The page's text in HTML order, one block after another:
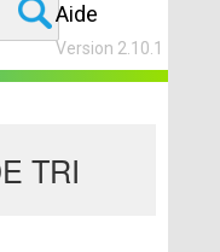
Aide
Version 2.10.1
TRI